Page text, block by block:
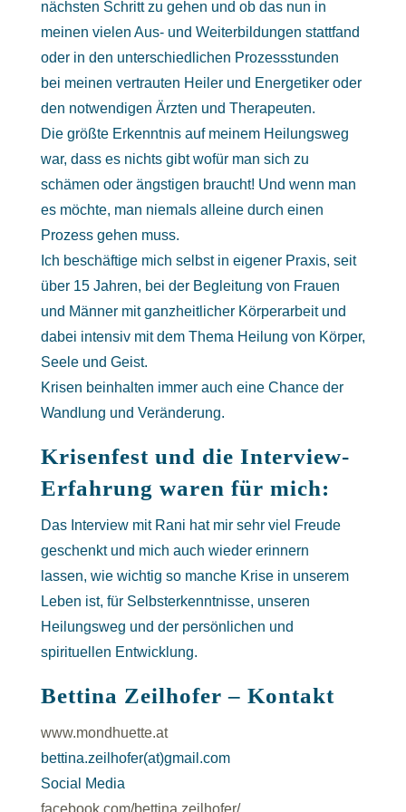
nächsten Schritt zu gehen und ob das nun in
meinen vielen Aus- und Weiterbildungen stattfand
oder in den unterschiedlichen Prozessstunden
bei meinen vertrauten Heiler und Energetiker oder
den notwendigen Ärzten und Therapeuten.
Die größte Erkenntnis auf meinem Heilungsweg
war, dass es nichts gibt wofür man sich zu
schämen oder ängstigen braucht! Und wenn man
es möchte, man niemals alleine durch einen
Prozess gehen muss.
Ich beschäftige mich selbst in eigener Praxis, seit
über 15 Jahren, bei der Begleitung von Frauen
und Männer mit ganzheitlicher Körperarbeit und
dabei intensiv mit dem Thema Heilung von Körper,
Seele und Geist.
Krisen beinhalten immer auch eine Chance der
Wandlung und Veränderung.
Krisenfest und die Interview-
Erfahrung waren für mich:
Das Interview mit Rani hat mir sehr viel Freude
geschenkt und mich auch wieder erinnern
lassen, wie wichtig so manche Krise in unserem
Leben ist, für Selbsterkenntnisse, unseren
Heilungsweg und der persönlichen und
spirituellen Entwicklung.
Bettina Zeilhofer – Kontakt
www.mondhuette.at
bettina.zeilhofer(at)gmail.com
Social Media
facebook.com/bettina.zeilhofer/